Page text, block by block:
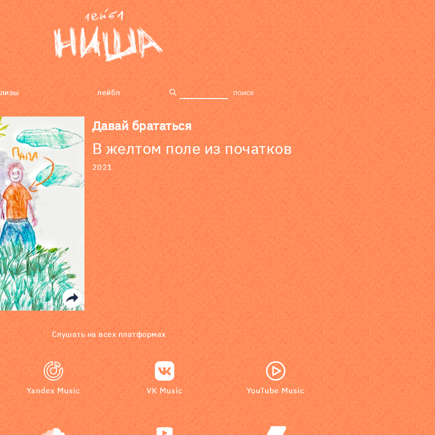
релизы
лейбл
поиск
лейбл поиск
Давай брататься
В желтом поле из початков
2021
Слушать на всех платформах
Yandex Music VK Music YouTube Music